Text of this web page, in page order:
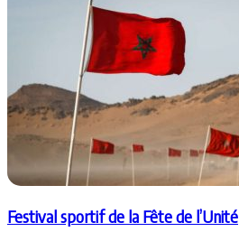
Festival sportif de la Fête de l’Unité